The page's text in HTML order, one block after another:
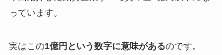
っています。
実はこの1億円という数字に意味があるのです。